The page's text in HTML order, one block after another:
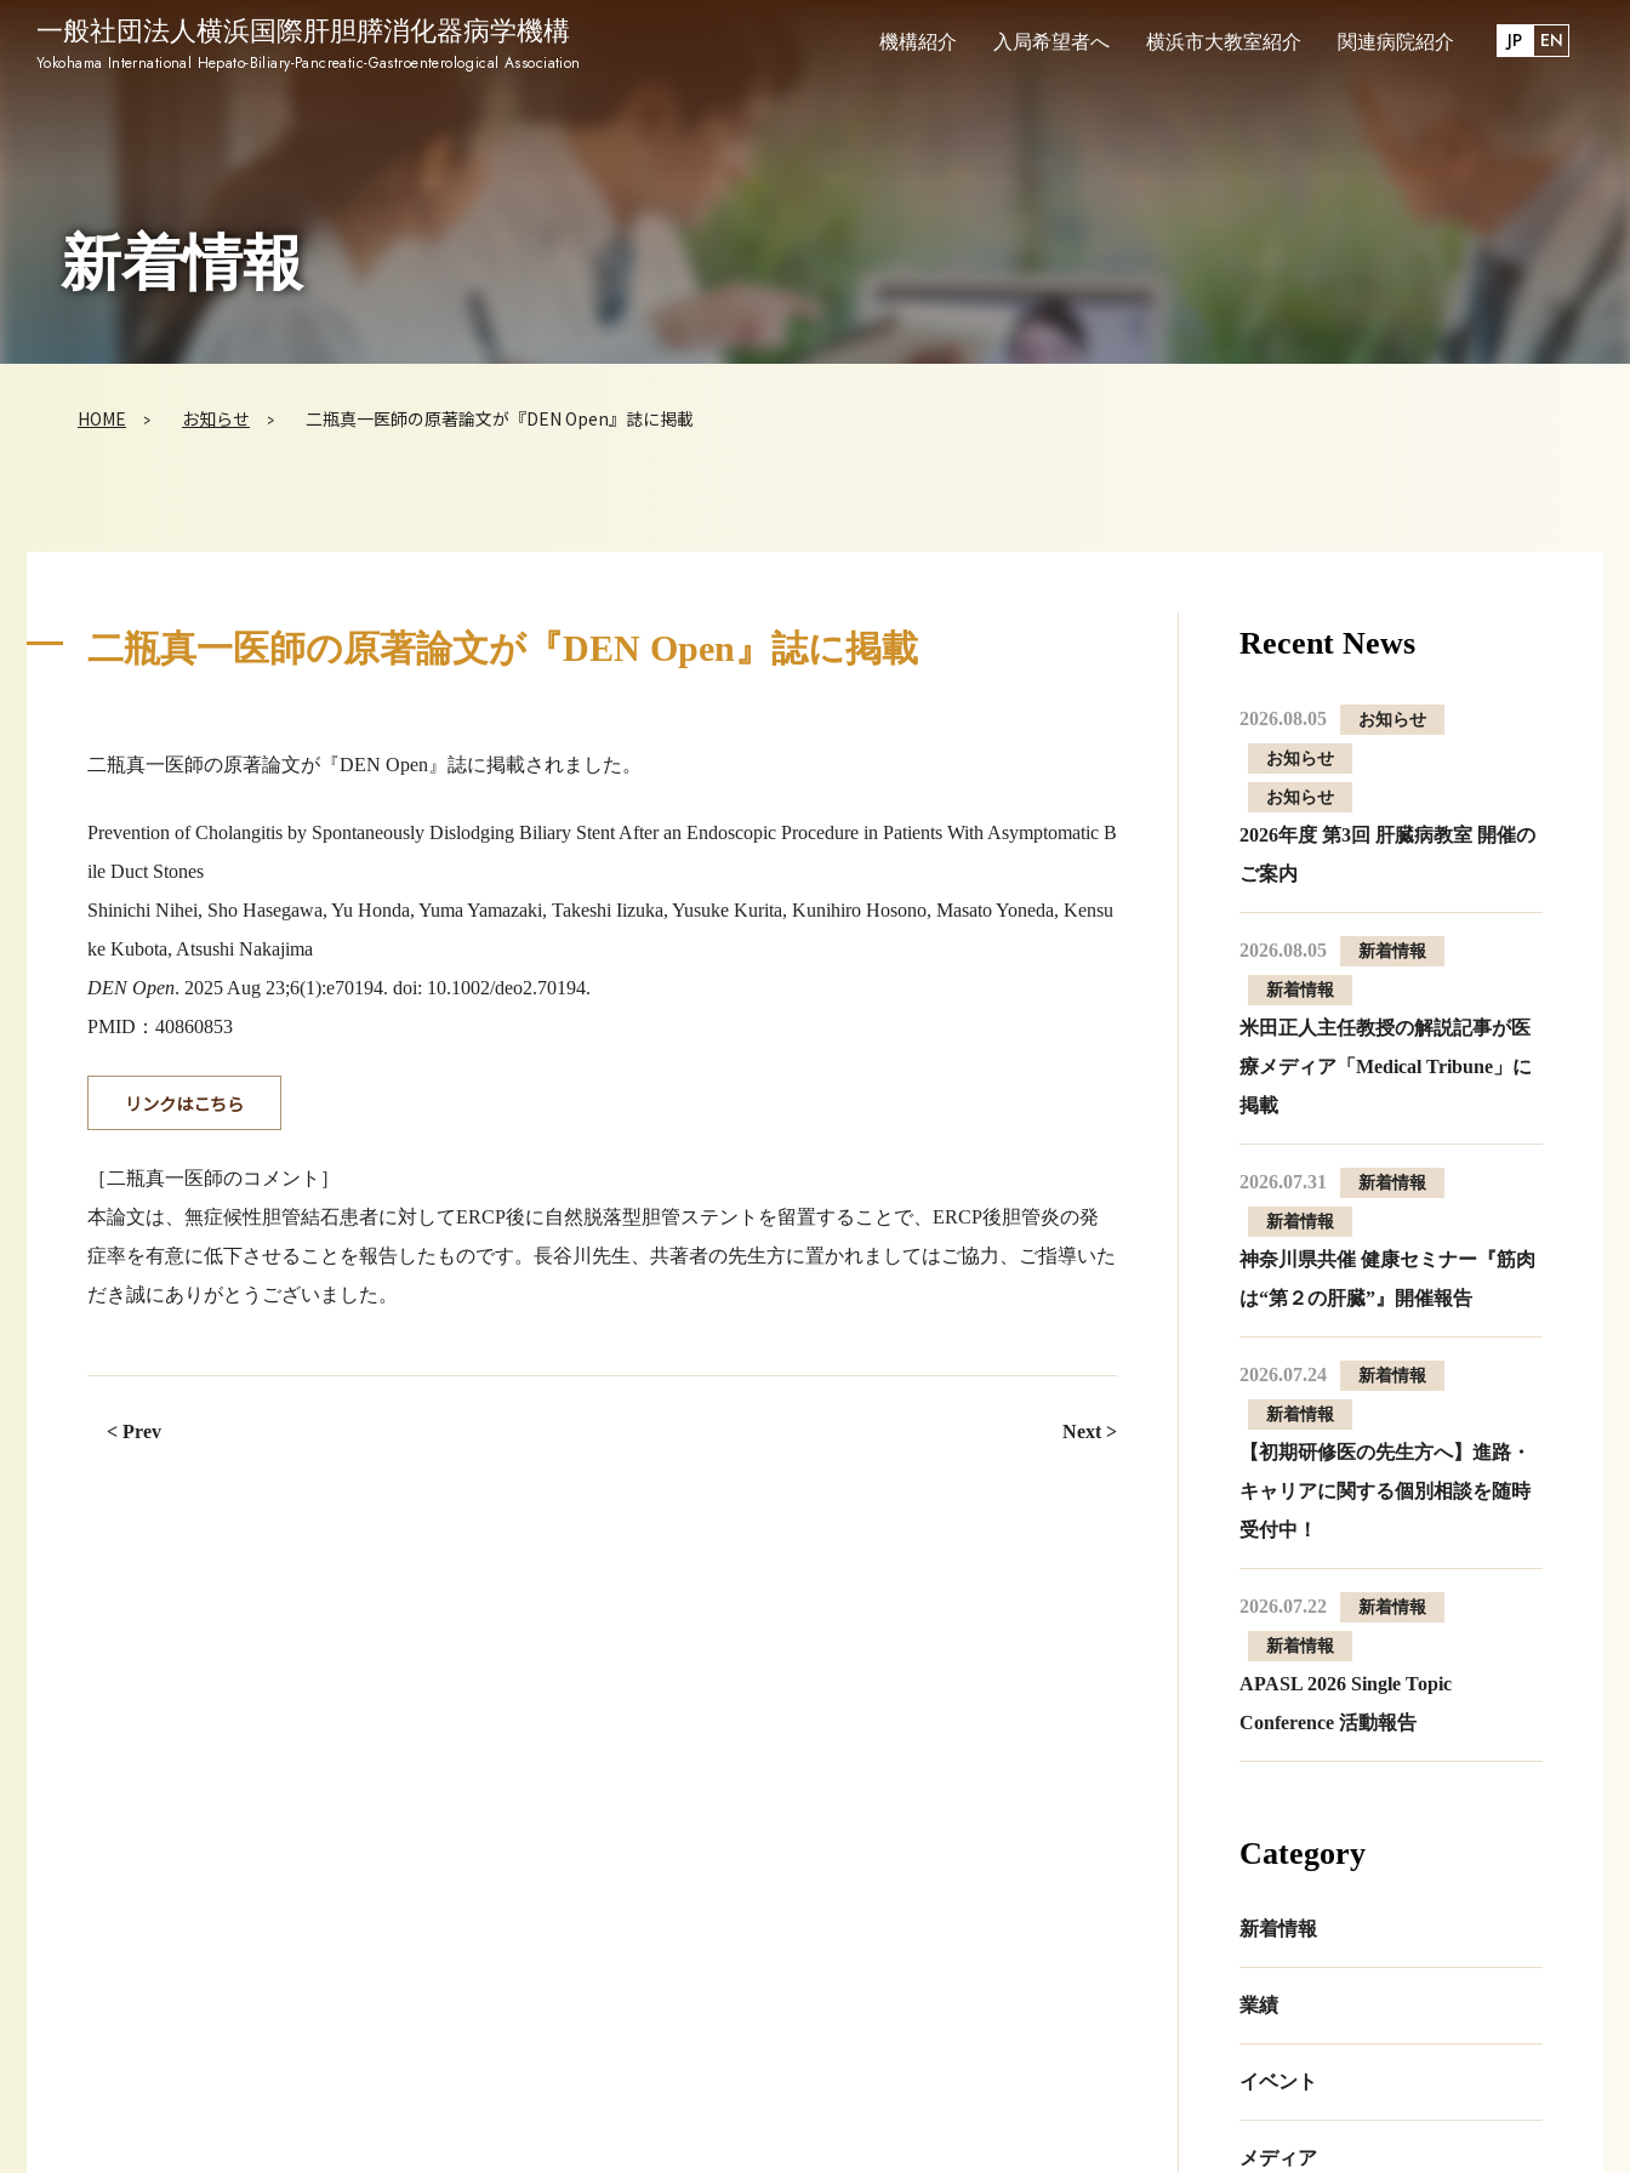
一般社団法人横浜国際肝胆膵消化器病学機構
Yokohama International Hepato-Biliary-Pancreatic-Gastroenterological Association
機構紹介 入局希望者へ 横浜市大教室紹介 関連病院紹介 JP EN
新着情報
HOME お知らせ 二瓶真一医師の原著論文が『DEN Open』誌に掲載
二瓶真一医師の原著論文が『DEN Open』誌に掲載
二瓶真一医師の原著論文が『DEN Open』誌に掲載されました。
Prevention of Cholangitis by Spontaneously Dislodging Biliary Stent After an Endoscopic Procedure in Patients With Asymptomatic B
ile Duct Stones
Shinichi Nihei, Sho Hasegawa, Yu Honda, Yuma Yamazaki, Takeshi Iizuka, Yusuke Kurita, Kunihiro Hosono, Masato Yoneda, Kensu
ke Kubota, Atsushi Nakajima
DEN Open. 2025 Aug 23;6(1):e70194. doi: 10.1002/deo2.70194.
PMID：40860853
リンクはこちら
［二瓶真一医師のコメント］
本論文は、無症候性胆管結石患者に対してERCP後に自然脱落型胆管ステントを留置することで、ERCP後胆管炎の発
症率を有意に低下させることを報告したものです。長谷川先生、共著者の先生方に置かれましてはご協力、ご指導いた
だき誠にありがとうございました。
< Prev Next >
Recent News
2026.08.05 お知らせ
お知らせ
お知らせ
2026年度 第3回 肝臓病教室 開催の
ご案内
2026.08.05 新着情報
新着情報
米田正人主任教授の解説記事が医
療メディア「Medical Tribune」に
掲載
2026.07.31 新着情報
新着情報
神奈川県共催 健康セミナー『筋肉
は“第２の肝臓”』開催報告
2026.07.24 新着情報
新着情報
【初期研修医の先生方へ】進路・
キャリアに関する個別相談を随時
受付中！
2026.07.22 新着情報
新着情報
APASL 2026 Single Topic
Conference 活動報告
Category
新着情報
業績
イベント
メディア